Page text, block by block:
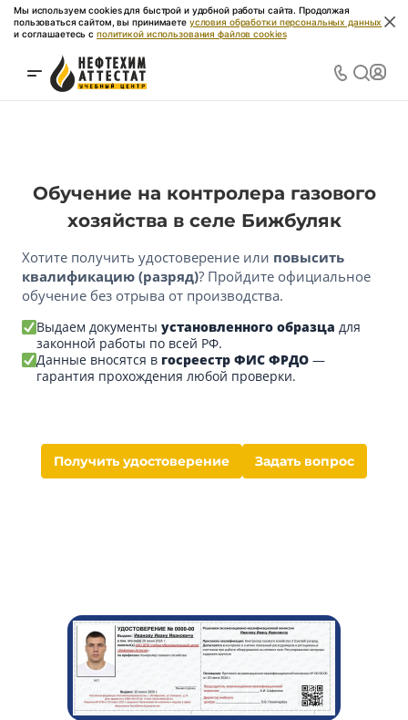
Мы используем cookies для быстрой и удобной работы сайта. Продолжая
пользоваться сайтом, вы принимаете условия обработки персональных данных
и соглашаетесь с политикой использования файлов cookies
Обучение на контролера газового
хозяйства в селе Бижбуляк
Хотите получить удостоверение или повысить
квалификацию (разряд)? Пройдите официальное
обучение без отрыва от производства.
Выдаем документы установленного образца для
законной работы по всей РФ.
Данные вносятся в госреестр ФИС ФРДО —
гарантия прохождения любой проверки.
Получить удостоверение Задать вопрос